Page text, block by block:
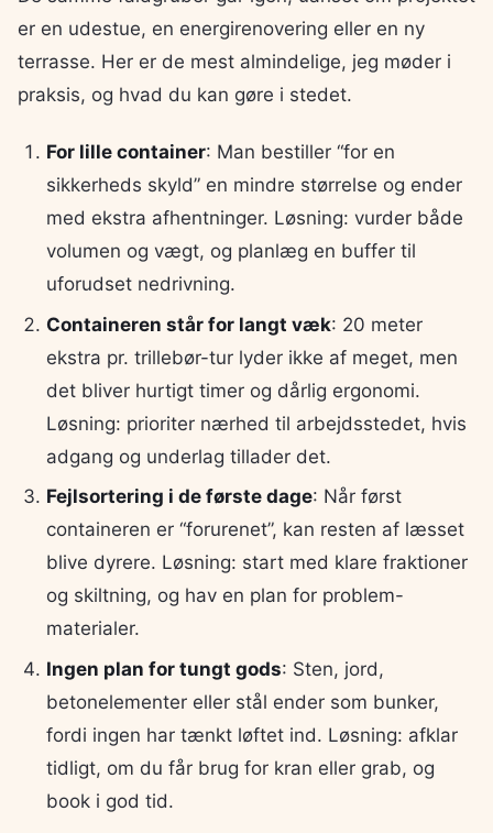
er en udestue, en energirenovering eller en ny
terrasse. Her er de mest almindelige, jeg møder i
praksis, og hvad du kan gøre i stedet.
For lille container: Man bestiller “for en
sikkerheds skyld” en mindre størrelse og ender
med ekstra afhentninger. Løsning: vurder både
volumen og vægt, og planlæg en buffer til
uforudset nedrivning.
Containeren står for langt væk: 20 meter
ekstra pr. trillebør-tur lyder ikke af meget, men
det bliver hurtigt timer og dårlig ergonomi.
Løsning: prioriter nærhed til arbejdsstedet, hvis
adgang og underlag tillader det.
Fejlsortering i de første dage: Når først
containeren er “forurenet”, kan resten af læsset
blive dyrere. Løsning: start med klare fraktioner
og skiltning, og hav en plan for problem-
materialer.
Ingen plan for tungt gods: Sten, jord,
betonelementer eller stål ender som bunker,
fordi ingen har tænkt løftet ind. Løsning: afklar
tidligt, om du får brug for kran eller grab, og
book i god tid.